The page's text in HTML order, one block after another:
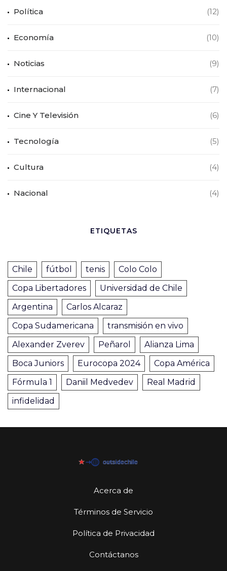
Política (12)
Economía (10)
Noticias (9)
Internacional (7)
Cine Y Televisión (6)
Tecnología (5)
Cultura (4)
Nacional (4)
ETIQUETAS
Chile fútbol tenis
Colo Colo
Copa Libertadores
Universidad de Chile
Argentina
Carlos Alcaraz
Copa Sudamericana
transmisión en vivo
Alexander Zverev
Peñarol
Alianza Lima
Boca Juniors
Eurocopa 2024
Copa América
Fórmula 1
Daniil Medvedev
Real Madrid
infidelidad
Acerca de
Términos de Servicio
Política de Privacidad
Contáctanos